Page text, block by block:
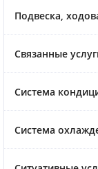
Подвеска,
Связанные
Система
Система